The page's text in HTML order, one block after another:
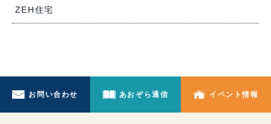
ZEH住宅
お問い合わせ あおぞら通信 イベント情報